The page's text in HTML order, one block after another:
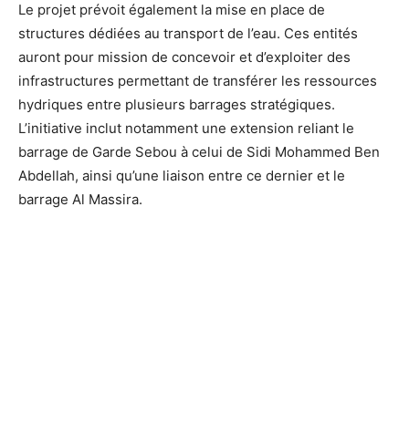
Le projet prévoit également la mise en place de
structures dédiées au transport de l’eau. Ces entités
auront pour mission de concevoir et d’exploiter des
infrastructures permettant de transférer les ressources
hydriques entre plusieurs barrages stratégiques.
L’initiative inclut notamment une extension reliant le
barrage de Garde Sebou à celui de Sidi Mohammed Ben
Abdellah, ainsi qu’une liaison entre ce dernier et le
barrage Al Massira.